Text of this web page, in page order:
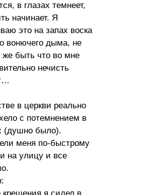
в глазах темнеет,
начинает. Я
это на запах воска
вонючего дыма, не
же быть что во мне
нечисть
в церкви реально
с потемнением в
(душно было).
меня по-быстрому
на улицу и все